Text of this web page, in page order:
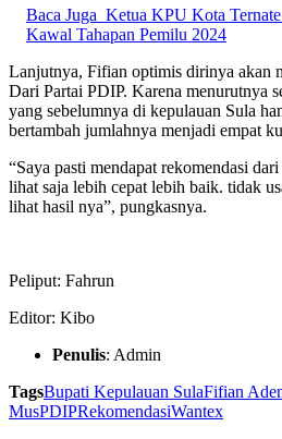
Baca Juga Ketua KPU Kota
Kawal Tahapan Pemilu 2024
Lanjutnya, Fifian optimis dirinya akan
Dari Partai PDIP. Karena menurutnya
yang sebelumnya di kepulauan Sula
bertambah jumlahnya menjadi empat
“Saya pasti mendapat rekomendasi
lihat saja lebih cepat lebih baik. tidak
lihat hasil nya”, pungkasnya.
Peliput: Fahrun
Editor: Kibo
Penulis: Admin
TagsBupati Kepulauan SulaFifian
MusPDIPRekomendasiWantex